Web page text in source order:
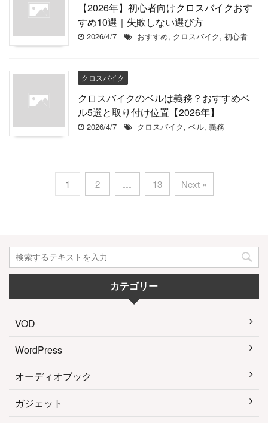
【2026年】初心者向けクロスバイクおす
すめ10選｜失敗しない選び方
2026/4/7 おすすめ, クロスバイク, 初心者
クロスバイク
クロスバイクのベルは義務？おすすめベ
ル5選と取り付け位置【2026年】
2026/4/7 クロスバイク, ベル, 義務
1 2 … 13 Next »
カテゴリー
VOD
WordPress
オーディオブック
ガジェット